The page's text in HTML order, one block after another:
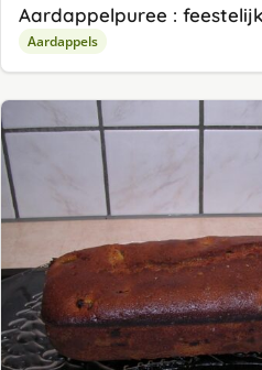
Aardappelpuree :
Aardappels